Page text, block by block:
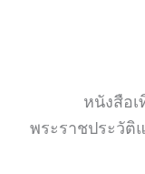
หนังสือเ
พระราชประวัติ